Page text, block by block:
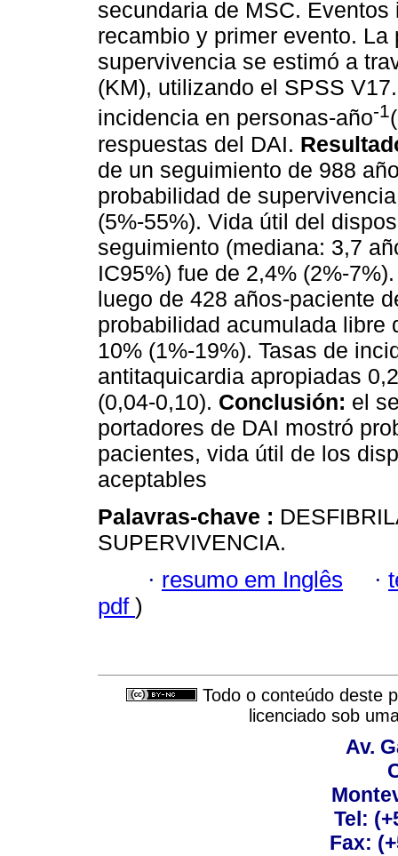
secundaria de MSC.
recambio y primer evento.
supervivencia se estimó a
(KM), utilizando el SPSS
incidencia en personas-año-1
respuestas del DAI.
de un seguimiento de 988
probabilidad de
(5%-55%). Vida útil del
seguimiento (mediana: 3,7
IC95%) fue de 2,4% (2%-
luego de 428 años-paciente
probabilidad acumulada libre
10% (1%-19%). Tasas de
antitaquicardia apropiadas
(0,04-0,10). Conclusión: el
portadores de DAI mostró
pacientes, vida útil de los
aceptables
Palavras-chave :
SUPERVIVENCIA.
· resumo em Inglês ·
pdf )
Todo o conteúdo deste
licenciado sob
Av.
Tel:
Fax: